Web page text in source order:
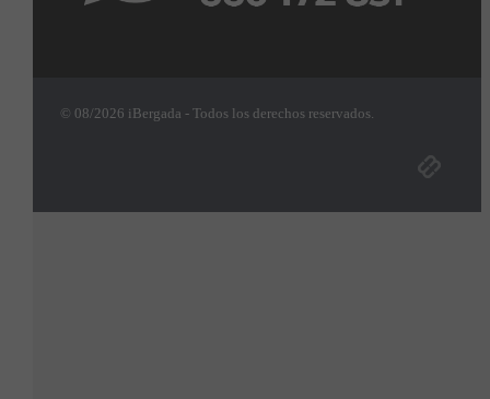
© 08/2026 iBergada - Todos los derechos reservados.